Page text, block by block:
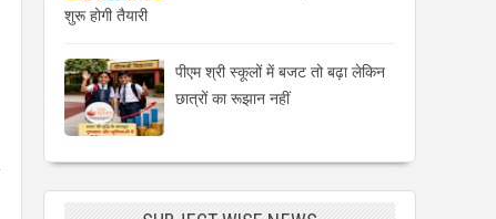
शुरू होगी तैयारी
पीएम श्री स्कूलों में बजट तो बढ़ा लेकिन
छात्रों का रूझान नहीं